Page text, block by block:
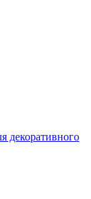
декоративного